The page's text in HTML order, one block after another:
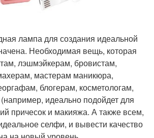
лампа для создания идеальной
Необходимая вещь, которая
лэшмэйкерам, бровистам,
мастерам маникюра,
блогерам, косметологам,
идеально подойдет для
причесок и макияжа. А также всем,
селфи, и вывести качество